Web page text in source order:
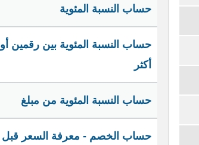
حساب النسبة المئوية
حساب النسبة المئوية بين رقمين أو
أكثر
حساب النسبة المئوية من مبلغ
حساب الخصم - معرفة السعر قبل